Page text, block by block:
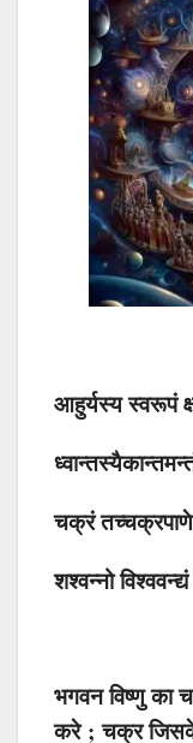
आहुर्यस्य स्वरूपं
चक्रं
शश्वन्नो
भगवन विष्णु का
करे ; चक्र जिसके